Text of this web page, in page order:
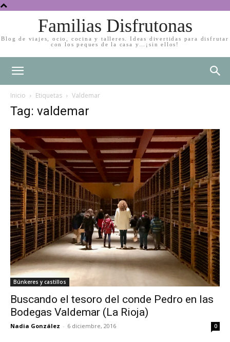
Familias Disfrutonas
Blog de viajes, ocio, cocina y talleres. Ideas divertidas para disfrutar
con los peques de la casa y…¡sin ellos!
Inicio Etiquetas Valdemar
Tag: valdemar
Búnkeres y castillos
Buscando el tesoro del conde Pedro en las
Bodegas Valdemar (La Rioja)
Nadia González - 6 diciembre, 2016 0